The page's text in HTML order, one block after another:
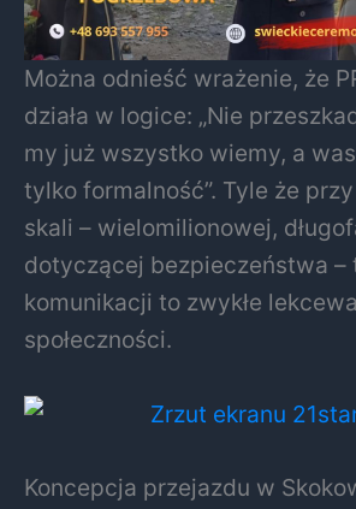
Można odnieść wrażenie, że
działa w logice: „Nie
my już wszystko wiemy, a
tylko formalność”. Tyle że
skali – wielomilionowej,
dotyczącej bezpieczeństwa –
komunikacji to zwykłe
społeczności.
Koncepcja przejazdu w